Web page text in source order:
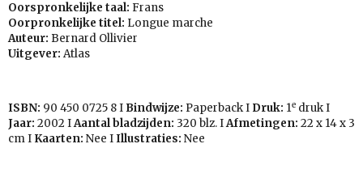
Oorspronkelijke taal: Frans
Oorpronkelijke titel: Longue marche
Auteur: Bernard Ollivier
Uitgever: Atlas
ISBN: 90 450 0725 8 I Bindwijze: Paperback I Druk: 1e druk I
Jaar: 2002 IAantal bladzijden: 320 blz. IAfmetingen: 22 x 14 x 3
cm I Kaarten: Nee IIllustraties: Nee